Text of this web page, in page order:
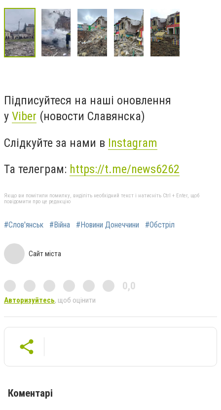
Підписуйтеся на наші оновлення
у Viber (новости Славянска)
Слідкуйте за нами в Instagram
Та телеграм: https://t.me/news6262
Якщо ви помітили помилку, виділіть необхідний текст і натисніть Ctrl + Enter, щоб
повідомити про це редакцію
#Слов'янськ #Війна #Новини Донеччини #Обстріл
Сайт міста
0,0
Авторизуйтесь, щоб оцінити
Коментарі